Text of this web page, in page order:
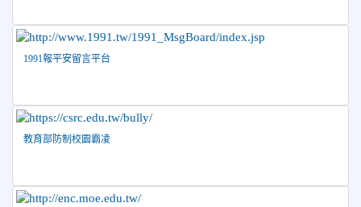
2026-04-08
榮譽 115年PaGamO寒假作業獲獎名單
1991報平安留言平台
教育部防制校園霸凌